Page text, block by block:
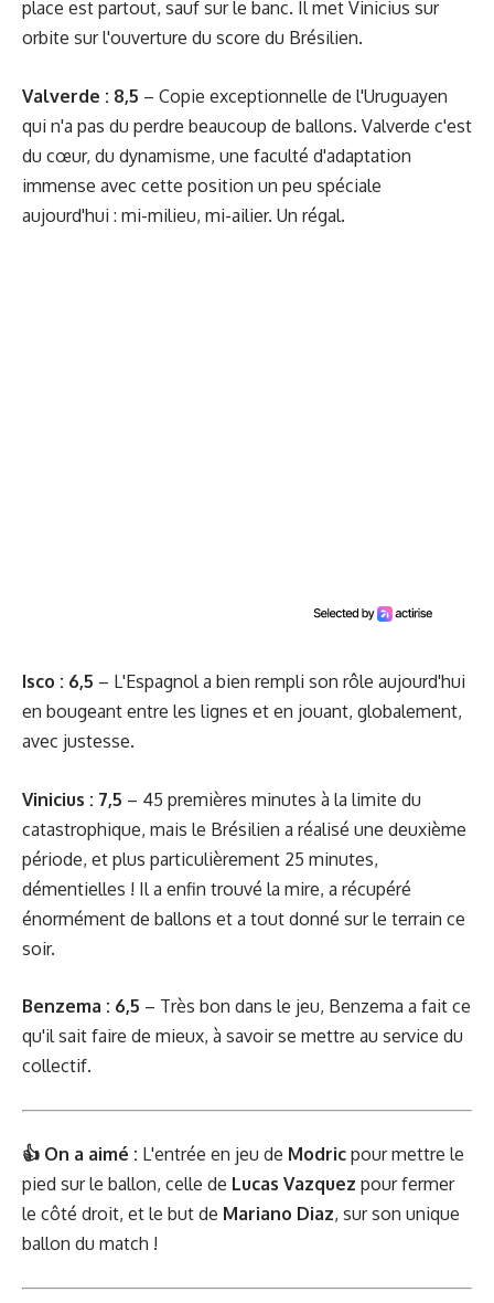
place est partout, sauf sur le banc. Il met Vinicius sur
orbite sur l'ouverture du score du Brésilien.
Valverde : 8,5 – Copie exceptionnelle de l'Uruguayen
qui n'a pas du perdre beaucoup de ballons. Valverde c'est
du cœur, du dynamisme, une faculté d'adaptation
immense avec cette position un peu spéciale
aujourd'hui : mi-milieu, mi-ailier. Un régal.
Isco : 6,5 – L'Espagnol a bien rempli son rôle aujourd'hui
en bougeant entre les lignes et en jouant, globalement,
avec justesse.
Vinicius : 7,5 – 45 premières minutes à la limite du
catastrophique, mais le Brésilien a réalisé une deuxième
période, et plus particulièrement 25 minutes,
démentielles ! Il a enfin trouvé la mire, a récupéré
énormément de ballons et a tout donné sur le terrain ce
soir.
Benzema : 6,5 – Très bon dans le jeu, Benzema a fait ce
qu'il sait faire de mieux, à savoir se mettre au service du
collectif.
👍 On a aimé : L'entrée en jeu de Modric pour mettre le
pied sur le ballon, celle de Lucas Vazquez pour fermer
le côté droit, et le but de Mariano Diaz, sur son unique
ballon du match !